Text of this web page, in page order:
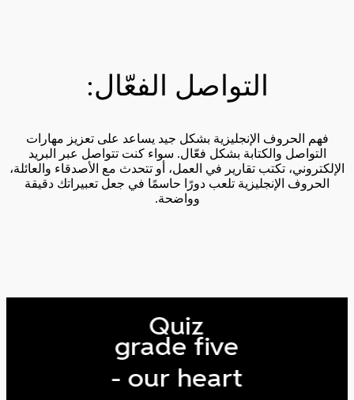
التواصل الفعّال:
فهم الحروف الإنجليزية بشكل جيد يساعد على تعزيز مهارات
التواصل والكتابة بشكل فعّال. سواء كنت تتواصل عبر البريد
الإلكتروني، تكتب تقارير في العمل، أو تتحدث مع الأصدقاء والعائلة،
الحروف الإنجليزية تلعب دورًا حاسمًا في جعل تعبيراتك دقيقة
وواضحة.